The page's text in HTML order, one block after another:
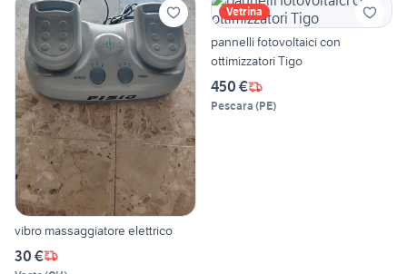
vibro massaggiatore elettrico
30 €
Vetrina
pannelli fotovoltaici con
ottimizzatori Tigo
450 €
Pescara (PE)